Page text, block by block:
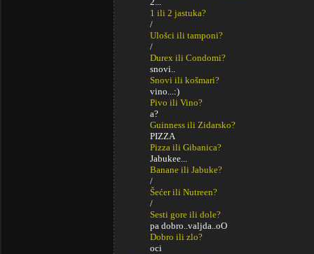
1 ili 2 jastuka?
/
Ulošci ili tamponi?
/
Durex ili Condomi?
snovi..
Snovi ili košmari?
vino...:)
Pivo ili Vino?
a?
Guinness ili Zidarsko?
PIZZA
Pizza ili Gibanica?
Jabukee...
Banane ili Jabuke?
/
Šećer ili Nutreen?
/
Sesti gore ili dole?
pa dobro..valjda..oO
Dobro ili zlo?
oci